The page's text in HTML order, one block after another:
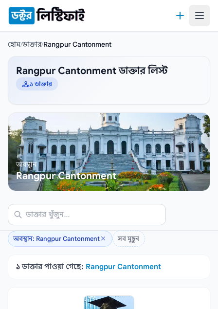
কন্টেন্টে যান
হোম/ডাক্তার/Rangpur Cantonment
Rangpur Cantonment ডাক্তার লিস্ট
১ ডাক্তার
অবস্থান
Rangpur Cantonment
অবস্থান: Rangpur Cantonment সব মুছুন
১ডাক্তার পাওয়া গেছে: Rangpur Cantonment